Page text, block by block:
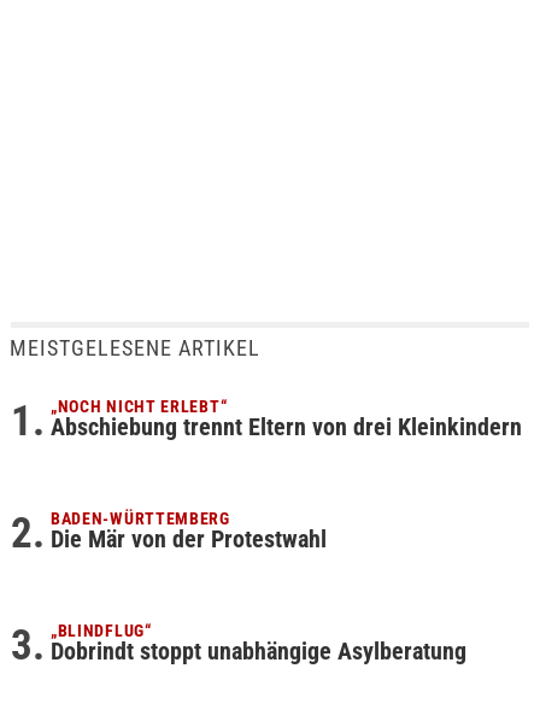
MEISTGELESENE ARTIKEL
„NOCH NICHT ERLEBT“
Abschiebung trennt Eltern von drei Kleinkindern
BADEN-WÜRTTEMBERG
Die Mär von der Protestwahl
„BLINDFLUG“
Dobrindt stoppt unabhängige Asylberatung